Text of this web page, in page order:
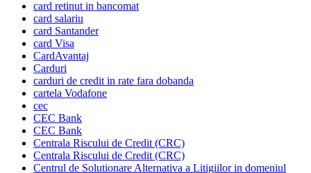
card retinut in bancomat
card salariu
card Santander
card Visa
CardAvantaj
Carduri
carduri de credit in rate fara dobanda
cartela Vodafone
cec
CEC Bank
CEC Bank
Centrala Riscului de Credit (CRC)
Centrala Riscului de Credit (CRC)
Centrul de Solutionare Alternativa a Litigiilor in domeniul